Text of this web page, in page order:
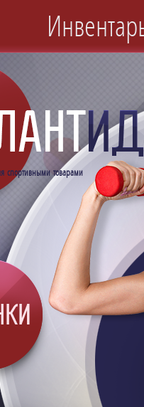
спортивными товарами